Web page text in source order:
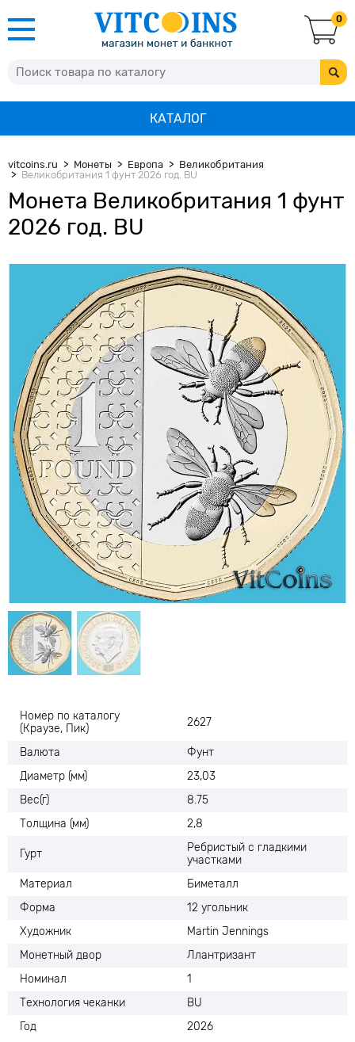
0
КАТАЛОГ
vitcoins.ru Монеты Европа
Великобритания
Великобритания 1 фунт 2026 год. BU
Монета Великобритания 1 фунт
2026 год. BU
Номер по каталогу
(Краузе, Пик)
2627
Валюта
Фунт
Диаметр (мм)
23,03
Вес(г)
8.75
Толщина (мм)
2,8
Гурт
Ребристый с гладкими
участками
Материал
Биметалл
Форма
12 угольник
Художник
Martin Jennings
Монетный двор
Ллантризант
Номинал
1
Технология чеканки
BU
Год
2026